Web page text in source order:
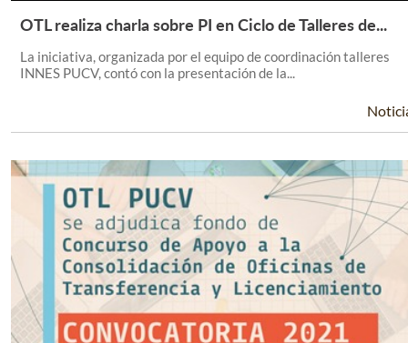
Leer Más +
OTL realiza charla sobre PI en Ciclo de Talleres de...
La iniciativa, organizada por el equipo de coordinación talleres
INNES PUCV, contó con la presentación de la...